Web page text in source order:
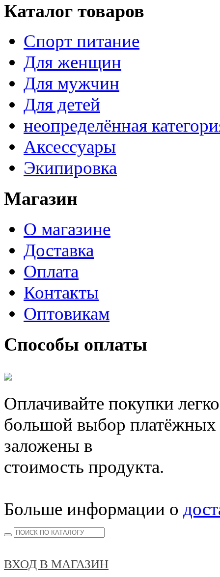
Каталог товаров
Спорт питание
Для женщин
Для мужчин
Для детей
неопределённая
Аксессуары
Экипировка
Магазин
О магазине
Доставка
Оплата
Контакты
Оптовикам
Способы оплаты
Оплачивайте покупки
большой выбор
заложены в
стоимость продукта.
Больше информации о
ВХОД В МАГАЗИН